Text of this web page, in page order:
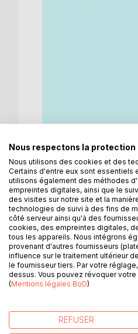
DESCRIPTION
Si j'ai un conseil à
vous trouverez le
ramène à notre
Nous respectons la protection
Nous utilisons des cookies et des
Certains d'entre eux sont essentiels
utilisons également des méthodes
empreintes digitales, ainsi que le
des visites sur notre site et la
technologies de suivi à des fins de
côté serveur ainsi qu'à des
cookies, des empreintes digitales,
tous les appareils. Nous intégrons
provenant d'autres fournisseurs
influence sur le traitement ultérieur
le fournisseur tiers. Par votre
dessus. Vous pouvez révoquer
(Mentions légales BoD)
REFUSER